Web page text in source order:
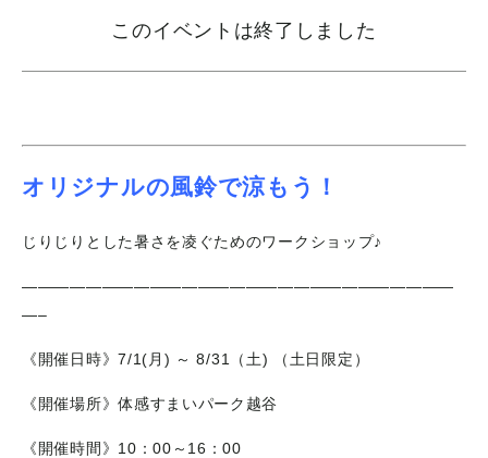
このイベントは終了しました
オリジナルの風鈴で涼もう！
じりじりとした暑さを凌ぐためのワークショップ♪
———————————————————————————
—–
《開催日時》7/1(月) ～ 8/31（土) （土日限定）
《開催場所》体感すまいパーク越谷
《開催時間》10：00～16：00